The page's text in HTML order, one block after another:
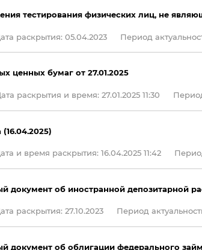
тестирования физических лиц, не
раскрытия: 05.04.2023 Период
ценных бумаг от 27.01.2025
раскрытия и время: 27.01.2025 11:30
и время раскрытия: 16.04.2025 11:42
документ об иностранной депозитарной
раскрытия: 27.10.2023 Период
документ об облигации федерального